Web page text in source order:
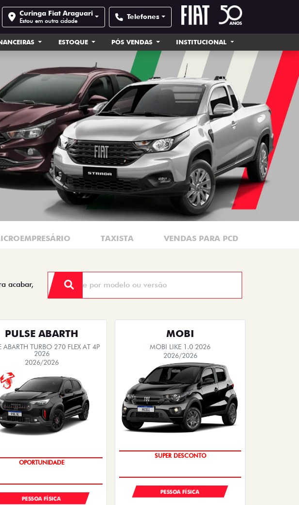
Curinga Fiat Araguari
Estou em outra cidade Telefones
ESTOQUE PÓS VENDAS INSTITUCIONAL
TAXISTA VENDAS PARA PCD
acabar,
PULSE ABARTH
ABARTH TURBO 270 FLEX AT 4P
2026
2026/2026
SAIA DE FIAT 0KM
PESSOA FÍSICA
MOBI
MOBI LIKE 1.0 2026
2026/2026
TAXA ZERO
PESSOA FÍSICA